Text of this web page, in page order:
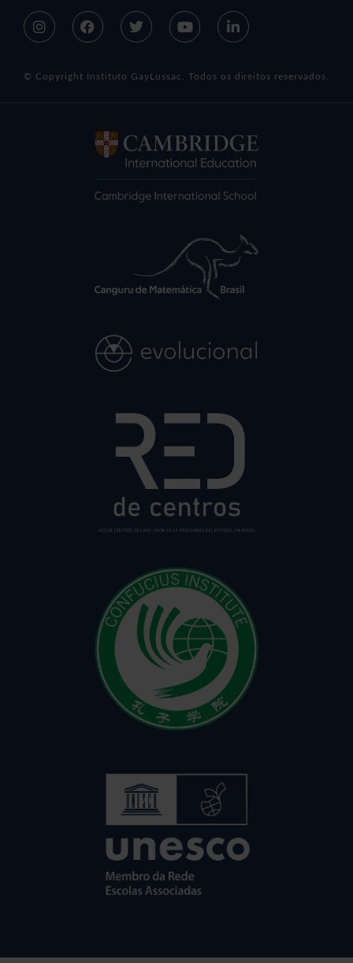
© Copyright Instituto GayLussac. Todos os direitos reservados.